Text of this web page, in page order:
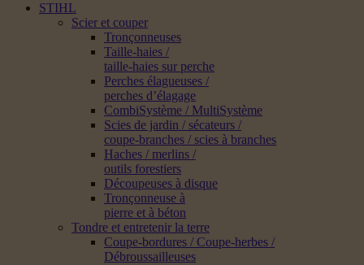
STIHL
Scier et couper
Tronçonneuses
Taille-haies /
taille-haies sur perche
Perches élagueuses /
perches d’élagage
CombiSystème / MultiSystème
Scies de jardin / sécateurs /
coupe-branches / scies à branches
Haches / merlins /
outils forestiers
Découpeuses à disque
Tronçonneuse à
pierre et à béton
Tondre et entretenir la terre
Coupe-bordures / Coupe-herbes /
Débroussailleuses